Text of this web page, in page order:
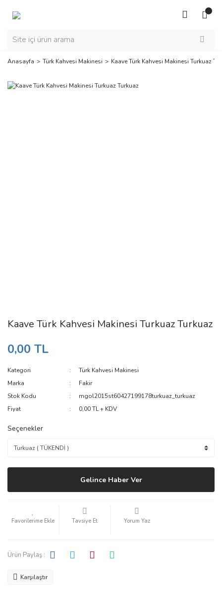
Anasayfa Türk Kahvesi Makinesi Kaave Türk Kahvesi Makinesi Turkuaz
Kaave Türk Kahvesi Makinesi Turkuaz Turkuaz
0,00 TL
Kategori
Türk Kahvesi Makinesi
Marka
Fakir
Stok Kodu
mgol2015st60427199178turkuaz_turkuaz
Fiyat
0,00 TL + KDV
Seçenekler
Gelince Haber Ver
Tavsiye Et Yorum Yaz
Ürün Paylaş :
Karşılaştır